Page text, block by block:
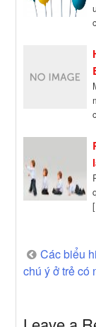
Post
Các biểu
chú ý ở trẻ có